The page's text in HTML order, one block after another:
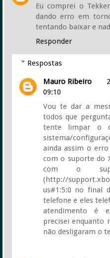
Eu comprei o
dando erro em
tentando baixar e
Responder
Respostas
Mauro Ribeiro
09:10
Vou te dar a
todos que
tente limpar o
sistema/
ainda assim o
com o suporte do
com o
(http://
us#1:5:0 no final
telefone e eles
atendimento é
precisei enquanto
não desligaram o